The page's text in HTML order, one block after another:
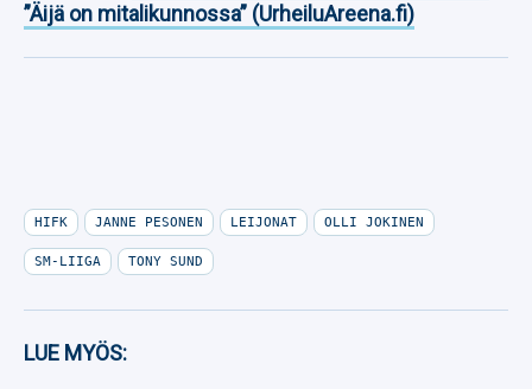
”Äijä on mitalikunnossa” (UrheiluAreena.fi)
HIFK JANNE PESONEN LEIJONAT OLLI JOKINEN
SM-LIIGA TONY SUND
LUE MYÖS: